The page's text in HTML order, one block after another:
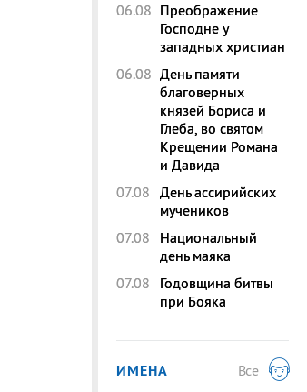
06.08 Преображение
Господне у
западных христиан
06.08 День памяти
благоверных
князей Бориса и
Глеба, во святом
Крещении Романа
и Давида
07.08 День ассирийских
мучеников
07.08
Национальный
день маяка
07.08
Годовщина битвы
при Бояка
ИМЕНА
Все